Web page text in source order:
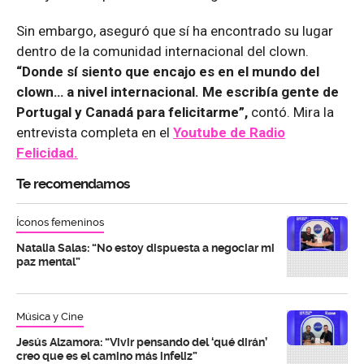
Sin embargo, aseguró que sí ha encontrado su lugar
dentro de la comunidad internacional del clown.
“Donde sí siento que encajo es en el mundo del
clown… a nivel internacional. Me escribía gente de
Portugal y Canadá para felicitarme”, contó. Mira la
entrevista completa en el Youtube de Radio
Felicidad.
Te recomendamos
Íconos femeninos
Natalia Salas: “No estoy dispuesta a negociar mi
paz mental”
Música y Cine
Jesús Alzamora: “Vivir pensando del ‘qué dirán’
creo que es el camino más infeliz”